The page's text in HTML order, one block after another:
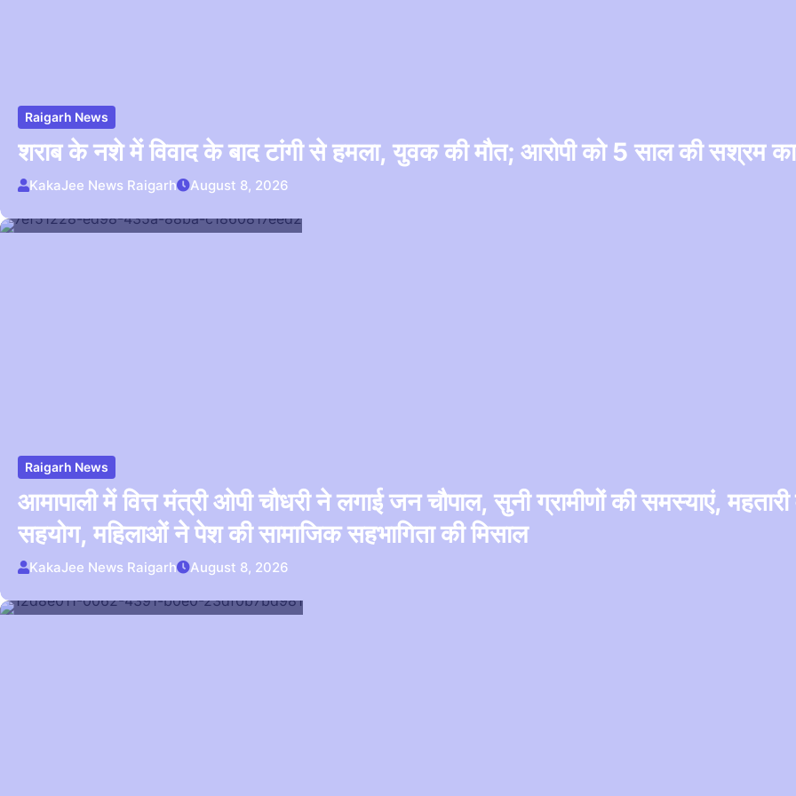
Raigarh News
शराब के नशे में विवाद के बाद टांगी से हमला, युवक की मौत; आरोपी को 5 साल की सश्रम
KakaJee News Raigarh August 8, 2026
Raigarh News
आमापाली में वित्त मंत्री ओपी चौधरी ने लगाई जन चौपाल, सुनी ग्रामीणों की समस्याएं,
सहयोग, महिलाओं ने पेश की सामाजिक सहभागिता की मिसाल
KakaJee News Raigarh August 8, 2026